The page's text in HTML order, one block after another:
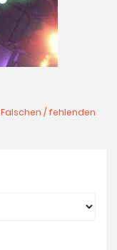
Falschen / fehlenden